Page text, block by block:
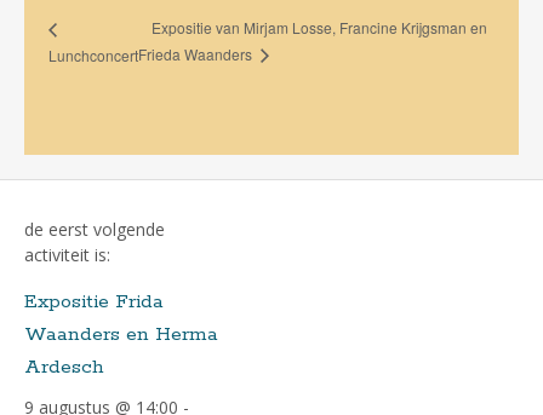
Lunchconcert
Expositie van Mirjam Losse, Francine Krijgsman en
Frieda Waanders
de eerst volgende
activiteit is:
Expositie Frida
Waanders en Herma
Ardesch
9 augustus @ 14:00 -